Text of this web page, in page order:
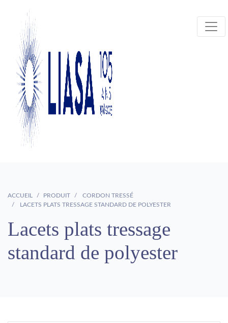
ACCUEIL PRODUIT
CORDON TRESSÉ
LACETS PLATS TRESSAGE STANDARD DE POLYESTER
Lacets plats tressage
standard de polyester